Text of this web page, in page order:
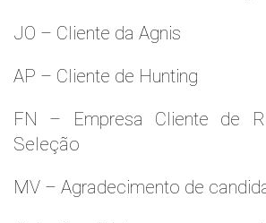
JO – Cliente da Agnis
AP – Cliente de Hunting
FN – Empresa Cliente de
Seleção
MV – Agradecimento de